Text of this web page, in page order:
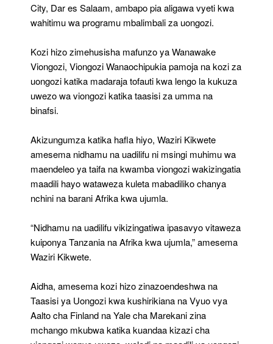
City, Dar es Salaam, ambapo pia aligawa vyeti kwa
wahitimu wa programu mbalimbali za uongozi.
Kozi hizo zimehusisha mafunzo ya Wanawake
Viongozi, Viongozi Wanaochipukia pamoja na kozi za
uongozi katika madaraja tofauti kwa lengo la kukuza
uwezo wa viongozi katika taasisi za umma na
binafsi.
Akizungumza katika hafla hiyo, Waziri Kikwete
amesema nidhamu na uadilifu ni msingi muhimu wa
maendeleo ya taifa na kwamba viongozi wakizingatia
maadili hayo wataweza kuleta mabadiliko chanya
nchini na barani Afrika kwa ujumla.
“Nidhamu na uadilifu vikizingatiwa ipasavyo vitaweza
kuiponya Tanzania na Afrika kwa ujumla,” amesema
Waziri Kikwete.
Aidha, amesema kozi hizo zinazoendeshwa na
Taasisi ya Uongozi kwa kushirikiana na Vyuo vya
Aalto cha Finland na Yale cha Marekani zina
mchango mkubwa katika kuandaa kizazi cha